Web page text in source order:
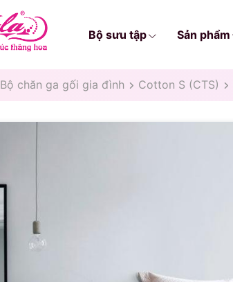
Bộ sưu tập Sản phẩm
Bộ chăn ga gối gia đình Cotton S (CTS)